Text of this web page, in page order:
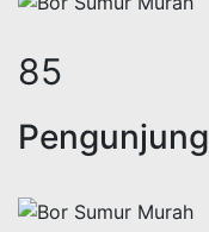
104
Pengunjung